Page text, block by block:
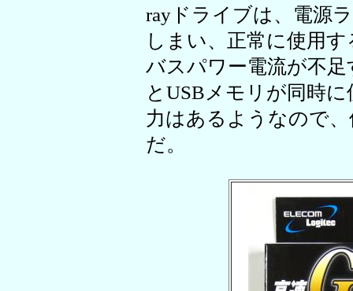
rayドライブは、電源
しまい、正常に使用
バスパワー電流が不
とUSBメモリが同時
力はあるようなので
だ。